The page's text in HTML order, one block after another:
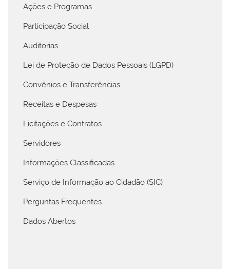
Ações e Programas
Participação Social
Auditorias
Lei de Proteção de Dados Pessoais (LGPD)
Convênios e Transferências
Receitas e Despesas
Licitações e Contratos
Servidores
Informações Classificadas
Serviço de Informação ao Cidadão (SIC)
Perguntas Frequentes
Dados Abertos